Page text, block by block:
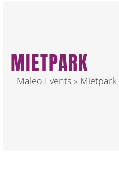
MIETPARK
Maleo Events » Mietpark